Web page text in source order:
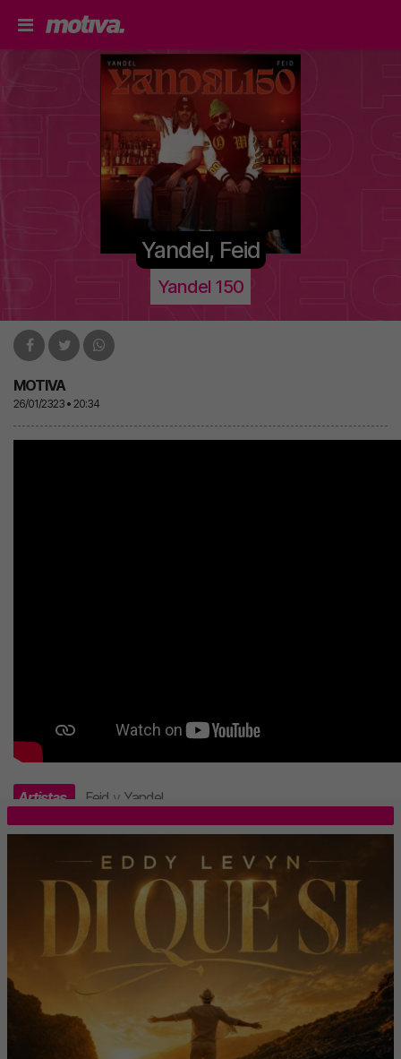
Yandel, Feid
Yandel 150
MOTIVA
26/01/2323 • 20:34
Artistas Feid y Yandel